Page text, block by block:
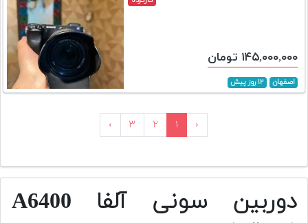
۱۴۵,۰۰۰,۰۰۰ تومان
اصفهان ۱۲ روز پیش
‹ ۱ ۲ ۳ ›
دوربین سونی آلفا A6400